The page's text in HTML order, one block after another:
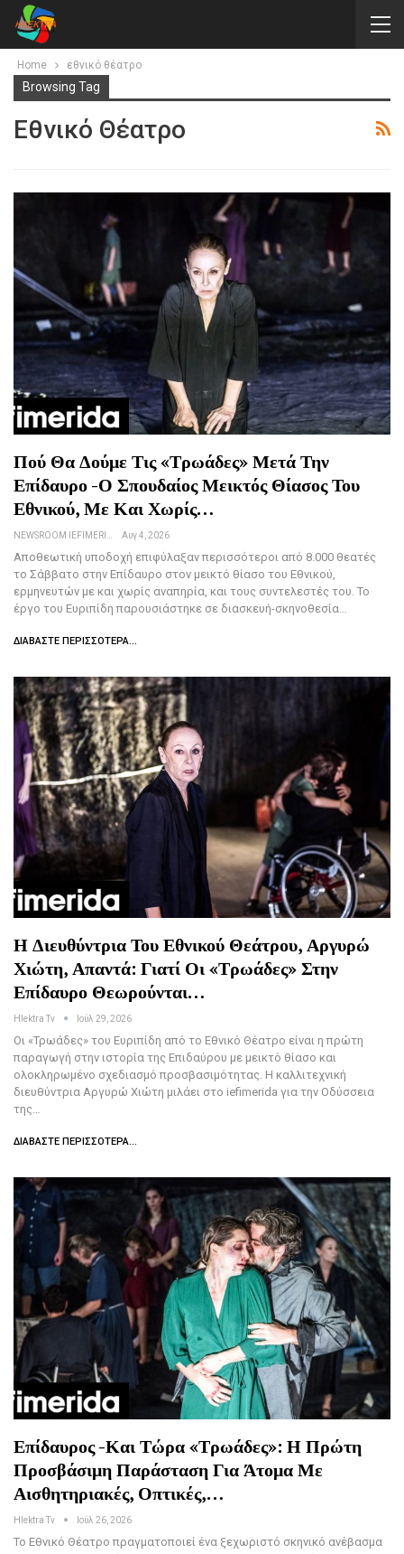
Home εθνικό θέατρο
Browsing Tag
Εθνικό Θέατρο
Πού Θα Δούμε Τις «Τρωάδες» Μετά Την
Επίδαυρο -Ο Σπουδαίος Μεικτός Θίασος Του
Εθνικού, Με Και Χωρίς…
Αυγ 4, 2026
Αποθεωτική υποδοχή επιφύλαξαν περισσότεροι από 8.000 θεατές
το Σάββατο στην Επίδαυρο στον μεικτό θίασο του Εθνικού,
ερμηνευτών με και χωρίς αναπηρία, και τους συντελεστές του. Το
έργο του Ευριπίδη παρουσιάστηκε σε διασκευή-σκηνοθεσία…
ΔΙΑΒΆΣΤΕ ΠΕΡΙΣΣΌΤΕΡΑ...
Η Διευθύντρια Του Εθνικού Θεάτρου, Αργυρώ
Χιώτη, Απαντά: Γιατί Οι «Τρωάδες» Στην
Επίδαυρο Θεωρούνται…
Hlektra Tv Ιούλ 29, 2026
Οι «Τρωάδες» του Ευριπίδη από το Εθνικό Θέατρο είναι η πρώτη
παραγωγή στην ιστορία της Επιδαύρου με μεικτό θίασο και
ολοκληρωμένο σχεδιασμό προσβασιμότητας. Η καλλιτεχνική
διευθύντρια Αργυρώ Χιώτη μιλάει στο iefimerida για την Οδύσσεια
της…
ΔΙΑΒΆΣΤΕ ΠΕΡΙΣΣΌΤΕΡΑ...
Επίδαυρος -Και Τώρα «Τρωάδες»: Η Πρώτη
Προσβάσιμη Παράσταση Για Άτομα Με
Αισθητηριακές, Οπτικές,…
Hlektra Tv Ιούλ 26, 2026
Το Εθνικό Θέατρο πραγματοποιεί ένα ξεχωριστό σκηνικό ανέβασμα